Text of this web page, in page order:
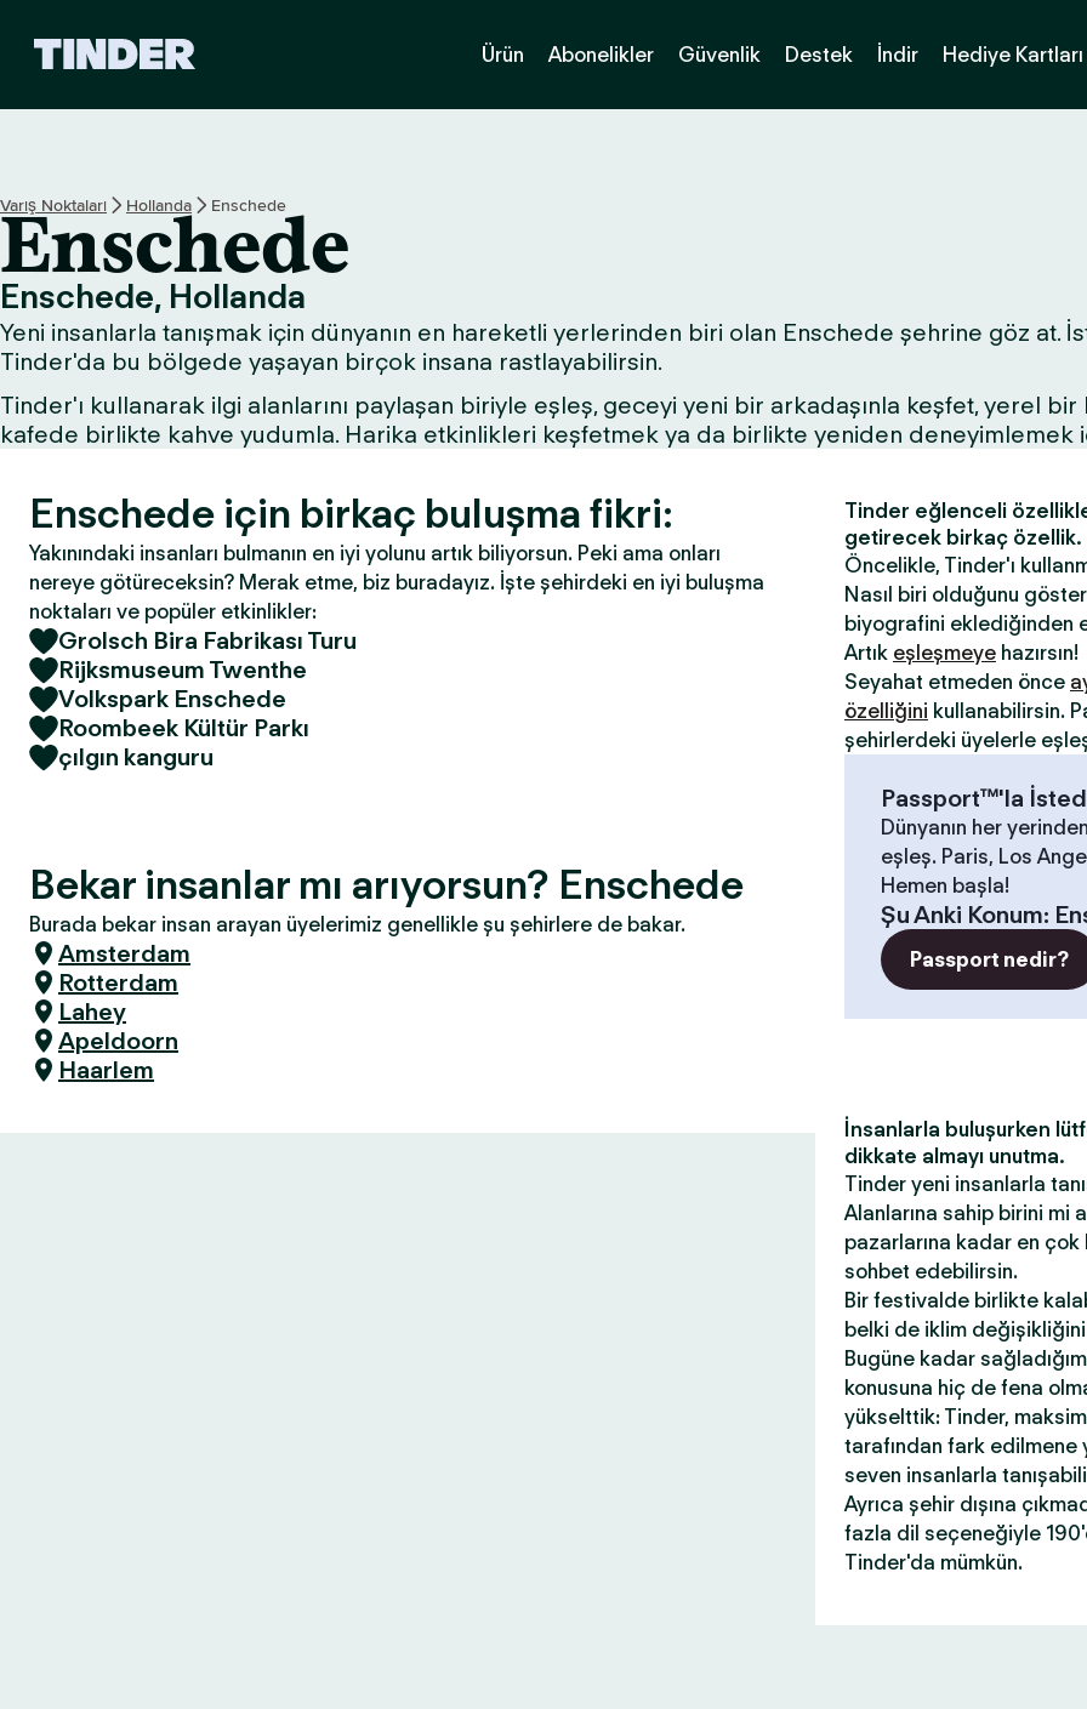
A
n
a
y
f
Ürün Abonelikler Güvenlik Destek İndir Hediye Kartları
Varış Noktaları Hollanda Enschede
Enschede
Enschede, Hollanda
Yeni insanlarla tanışmak için dünyanın en hareketli yerlerinden biri olan Enschede şehrine göz at.
Tinder'da bu bölgede yaşayan birçok insana rastlayabilirsin.
Tinder'ı kullanarak ilgi alanlarını paylaşan biriyle eşleş, geceyi yeni bir arkadaşınla keşfet, yerel
kafede birlikte kahve yudumla. Harika etkinlikleri keşfetmek ya da birlikte yeniden deneyimlemek
Enschede için birkaç buluşma fikri:
Yakınındaki insanları bulmanın en iyi yolunu artık biliyorsun. Peki ama onları
nereye götüreceksin? Merak etme, biz buradayız. İşte şehirdeki en iyi buluşma
noktaları ve popüler etkinlikler:
Grolsch Bira Fabrikası Turu
Rijksmuseum Twenthe
Volkspark Enschede
Roombeek Kültür Parkı
çılgın kanguru
Bekar insanlar mı arıyorsun? Enschede
Burada bekar insan arayan üyelerimiz genellikle şu şehirlere de bakar.
Amsterdam
Rotterdam
Lahey
Apeldoorn
Haarlem
Tinder eğlenceli
getirecek birkaç özellik.
Öncelikle, Tinder'ı
Nasıl biri olduğunu
biyografini eklediğinden
Artık eşleşmeye hazırsın!
Seyahat etmeden önce
özelliğini kullanabilirsin.
şehirlerdeki üyelerle
Passport™'la
Dünyanın her
eşleş. Paris, Los
Hemen başla!
Şu Anki Konum:
Passport nedir?
İnsanlarla buluşurken
dikkate almayı unutma.
Tinder yeni insanlarla
Alanlarına sahip birini mi
pazarlarına kadar en çok
sohbet edebilirsin.
Bir festivalde birlikte
belki de iklim
Bugüne kadar
konusuna hiç de fena
yükselttik: Tinder,
tarafından fark edilmene
seven insanlarla
Ayrıca şehir dışına
fazla dil seçeneğiyle
Tinder'da mümkün.